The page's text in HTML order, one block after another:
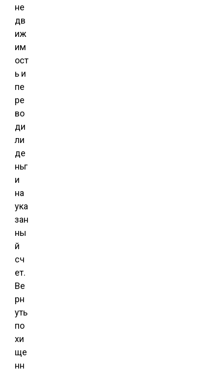
не
дв
иж
им
ост
ь и
пе
ре
во
ди
ли
де
ньг
и
на
ука
зан
ны
й
сч
ет.
Ве
рн
уть
по
хи
ще
нн